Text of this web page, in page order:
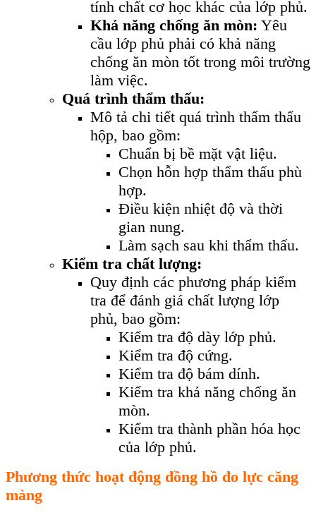
tính chất cơ học khác của lớp phủ.
Khả năng chống ăn mòn: Yêu
cầu lớp phủ phải có khả năng
chống ăn mòn tốt trong môi trường
làm việc.
Quá trình thẩm thấu:
Mô tả chi tiết quá trình thẩm thấu
hộp, bao gồm:
Chuẩn bị bề mặt vật liệu.
Chọn hỗn hợp thẩm thấu phù
hợp.
Điều kiện nhiệt độ và thời
gian nung.
Làm sạch sau khi thẩm thấu.
Kiểm tra chất lượng:
Quy định các phương pháp kiểm
tra để đánh giá chất lượng lớp
phủ, bao gồm:
Kiểm tra độ dày lớp phủ.
Kiểm tra độ cứng.
Kiểm tra độ bám dính.
Kiểm tra khả năng chống ăn
mòn.
Kiểm tra thành phần hóa học
của lớp phủ.
Phương thức hoạt động đồng hồ đo lực căng
màng